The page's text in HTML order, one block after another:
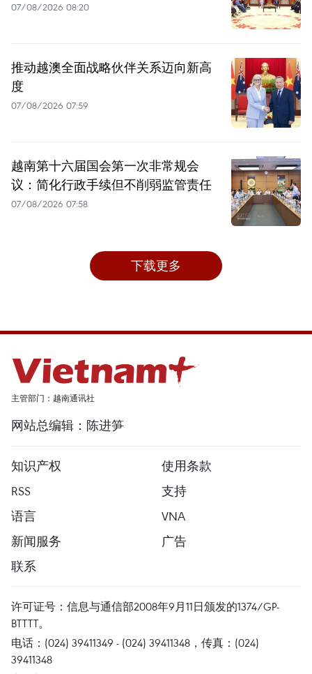
07/08/2026 08:20
推动越澳全面战略伙伴关系迈向新高
度
07/08/2026 07:59
越南第十六届国会第一次非常规会
议：简化行政手续但不削弱监管责任
07/08/2026 07:58
下载更多
主管部门：越南通讯社
网站总编辑：陈进笋
知识产权
使用条款
RSS
支持
语言
VNA
新闻服务
广告
联系
许可证号：信息与通信部2008年9月11日颁发的1374/GP-
BTTTT。
电话：(024) 39411349 - (024) 39411348，传真：(024)
39411348